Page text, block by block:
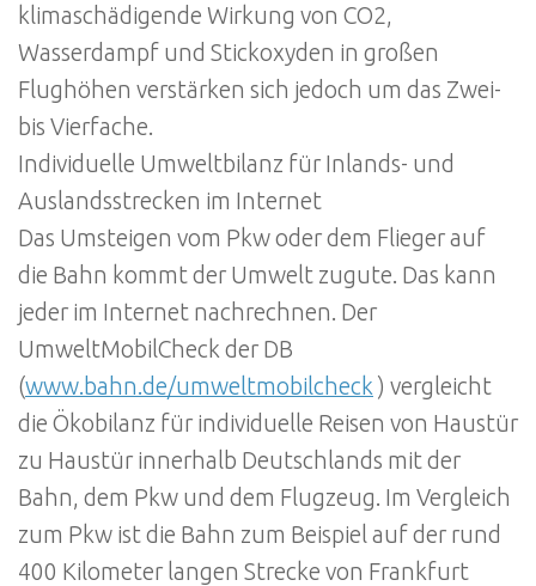
klimaschädigende Wirkung von CO2,
Wasserdampf und Stickoxyden in großen
Flughöhen verstärken sich jedoch um das Zwei-
bis Vierfache.
Individuelle Umweltbilanz für Inlands- und
Auslandsstrecken im Internet
Das Umsteigen vom Pkw oder dem Flieger auf
die Bahn kommt der Umwelt zugute. Das kann
jeder im Internet nachrechnen. Der
UmweltMobilCheck der DB
(www.bahn.de/umweltmobilcheck ) vergleicht
die Ökobilanz für individuelle Reisen von Haustür
zu Haustür innerhalb Deutschlands mit der
Bahn, dem Pkw und dem Flugzeug. Im Vergleich
zum Pkw ist die Bahn zum Beispiel auf der rund
400 Kilometer langen Strecke von Frankfurt